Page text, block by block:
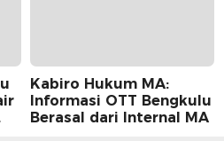
Kabiro Hukum MA:
Informasi OTT Bengkulu
Berasal dari Internal MA